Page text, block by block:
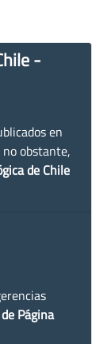
-
en
obstante,
de Chile
Página